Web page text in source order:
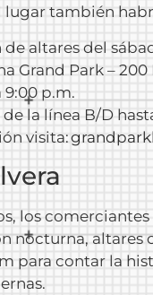
lugar también
de altares del
Grand Park – 200
9:00 p.m.
la línea B/D
visita:
los
nocturna, altares
para contar la